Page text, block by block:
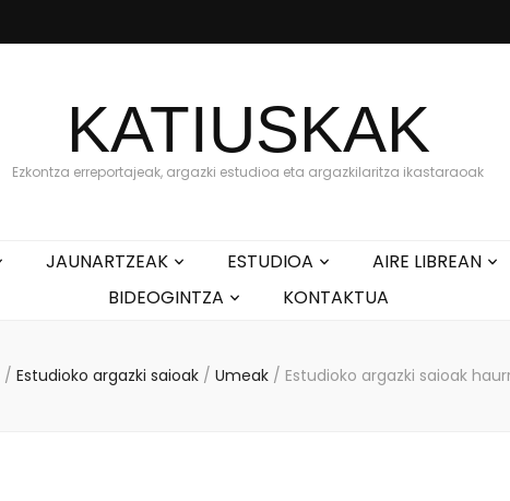
KATIUSKAK
Ezkontza erreportajeak, argazki estudioa eta argazkilaritza ikastaraoak
JAUNARTZEAK ESTUDIOA AIRE LIBREAN
BIDEOGINTZA
KONTAKTUA
/ Estudioko argazki saioak / Umeak / Estudioko argazki saioak